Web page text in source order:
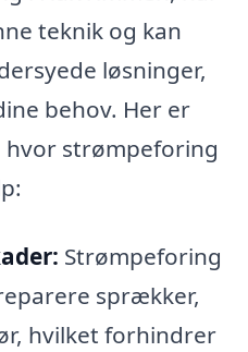
teknik og kan
løsninger,
behov. Her er
hvor strømpeforing
Strømpeforing
sprækker,
hvilket forhindrer